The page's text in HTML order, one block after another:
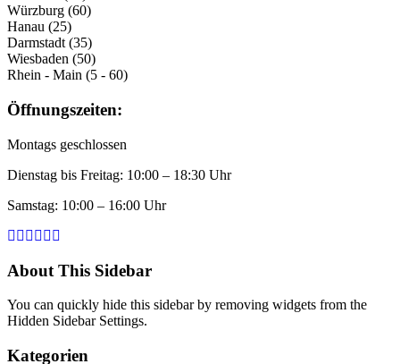
Würzburg (60)
Hanau (25)
Darmstadt (35)
Wiesbaden (50)
Rhein - Main (5 - 60)
Öffnungszeiten:
Montags geschlossen
Dienstag bis Freitag: 10:00 – 18:30 Uhr
Samstag: 10:00 – 16:00 Uhr
About This Sidebar
You can quickly hide this sidebar by removing widgets from the
Hidden Sidebar Settings.
Kategorien